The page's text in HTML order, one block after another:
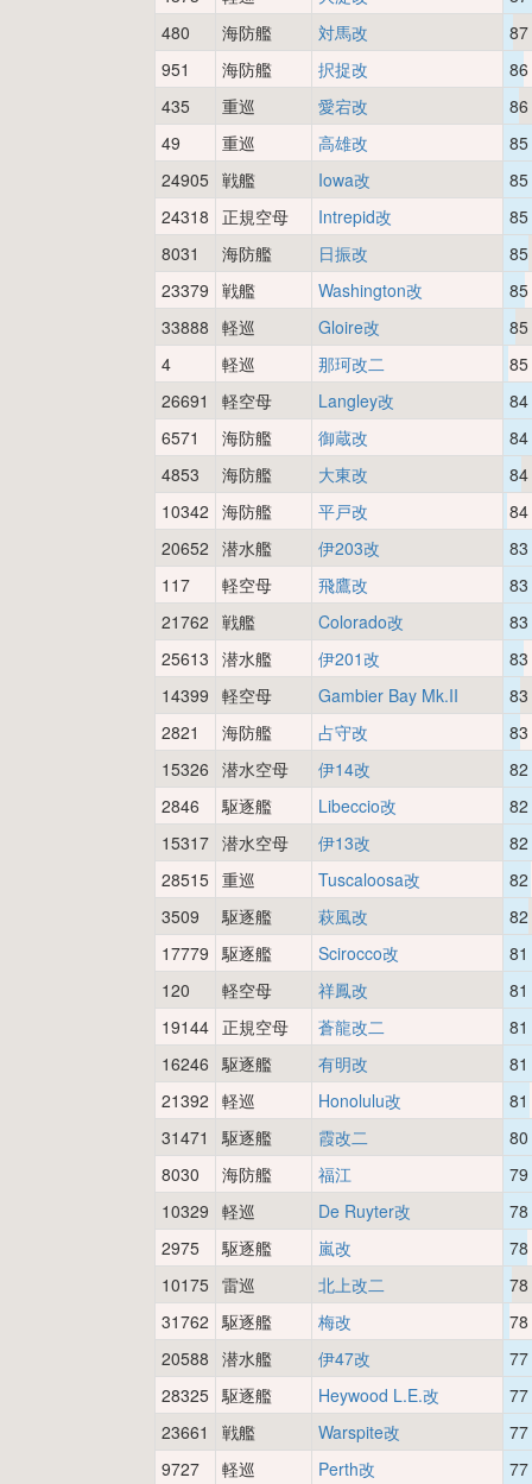
480
海防艦 対馬改
87
951
海防艦 択捉改
86
435
重巡 愛宕改
86
49
重巡 高雄改
85
24905 戦艦 Iowa改
85
24318 正規空母 Intrepid改
85
8031
海防艦 日振改
85
23379 戦艦 Washington改
85
33888 軽巡 Gloire改
85
4
軽巡 那珂改二
85
26691
軽空母 Langley改
84
6571
海防艦 御蔵改
84
4853
海防艦 大東改
84
10342 海防艦 平戸改
84
20652 潜水艦 伊203改
83
117
軽空母 飛鷹改
83
21762 戦艦 Colorado改
83
25613 潜水艦 伊201改
83
14399 軽空母 Gambier Bay Mk.II
83
2821
海防艦 占守改
83
15326 潜水空母 伊14改
82
2846
駆逐艦 Libeccio改
82
15317 潜水空母 伊13改
82
28515 重巡 Tuscaloosa改
82
3509
駆逐艦 萩風改
82
17779 駆逐艦 Scirocco改
81
120
軽空母 祥鳳改
81
19144 正規空母 蒼龍改二
81
16246 駆逐艦 有明改
81
21392 軽巡 Honolulu改
81
31471
駆逐艦 霞改二
80
8030
海防艦 福江
79
10329 軽巡 De Ruyter改
78
2975
駆逐艦 嵐改
78
10175 雷巡 北上改二
78
31762 駆逐艦 梅改
78
20588 潜水艦 伊47改
77
28325 駆逐艦 Heywood L.E.改
77
23661
戦艦 Warspite改
77
9727
軽巡 Perth改
77